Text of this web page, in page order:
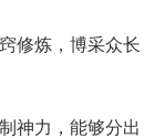
修炼，博采众长
神力，能够分出